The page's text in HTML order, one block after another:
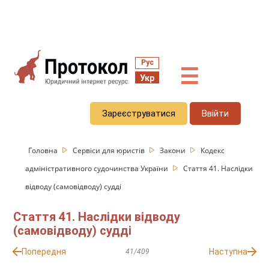
Рус
Укр ☰
Зареєструватися Ввійти
Головна Сервіси для юристів Закони
Кодекс
адміністративного судочинства України
Стаття 41. Наслідки
відводу (самовідводу) судді
Стаття 41. Наслідки відводу
(самовідводу) судді
Попередня 41/409 Наступна